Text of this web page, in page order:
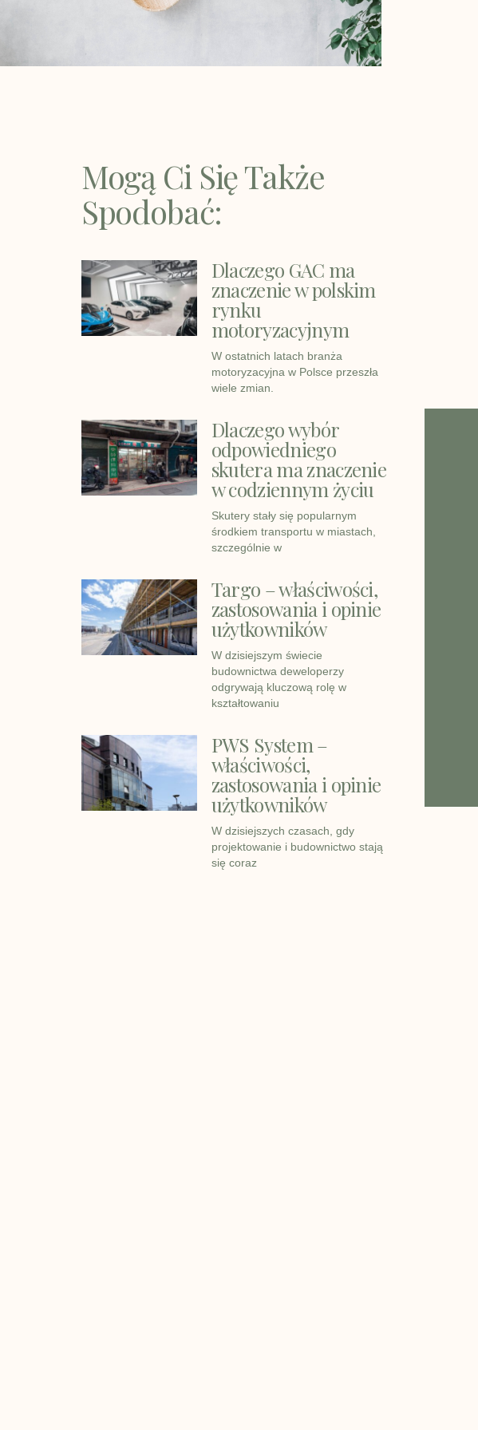
Mogą Ci Się Także
Spodobać:
Dlaczego GAC ma
znaczenie w polskim
rynku
motoryzacyjnym
W ostatnich latach branża
motoryzacyjna w Polsce przeszła
wiele zmian.
Dlaczego wybór
odpowiedniego
skutera ma znaczenie
w codziennym życiu
Skutery stały się popularnym
środkiem transportu w miastach,
szczególnie w
Targo – właściwości,
zastosowania i opinie
użytkowników
W dzisiejszym świecie
budownictwa deweloperzy
odgrywają kluczową rolę w
kształtowaniu
PWS System –
właściwości,
zastosowania i opinie
użytkowników
W dzisiejszych czasach, gdy
projektowanie i budownictwo stają
się coraz